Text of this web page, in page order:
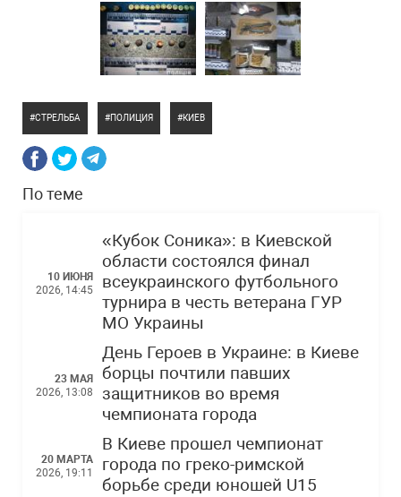
СТРЕЛЬБА ПОЛИЦИЯ КИЕВ
По теме
10 ИЮНЯ
2026, 14:45
«Кубок Соника»: в Киевской
области состоялся финал
всеукраинского футбольного
турнира в честь ветерана ГУР
МО Украины
23 МАЯ
2026, 13:08
День Героев в Украине: в Киеве
борцы почтили павших
защитников во время
чемпионата города
20 МАРТА
2026, 19:11
В Киеве прошел чемпионат
города по греко-римской
борьбе среди юношей U15